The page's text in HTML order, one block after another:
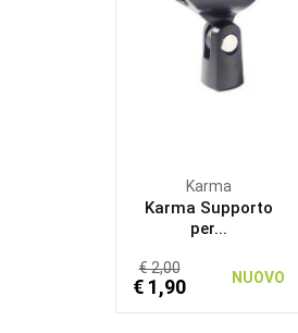
Karma
Karma Supporto
per...
€ 2,00
€ 1,90 NUOVO